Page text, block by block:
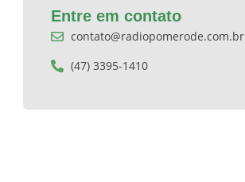
Entre em contato
contato@radiopomerode.com.br
(47) 3395-1410